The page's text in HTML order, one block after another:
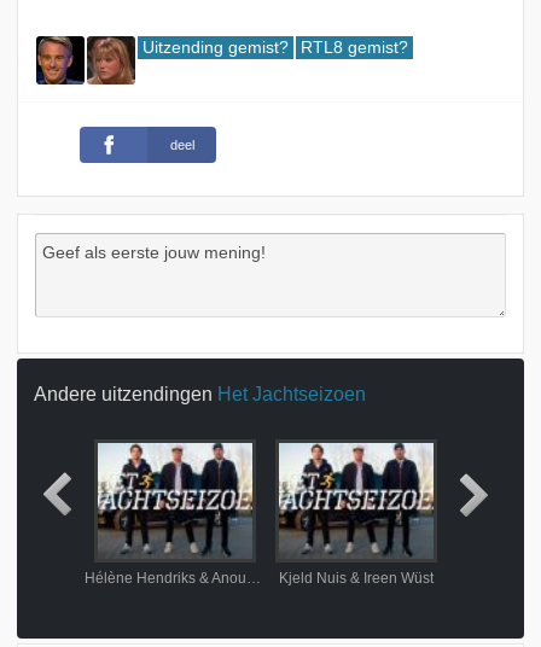
Uitzending gemist? RTL8 gemist?
deel
Andere uitzendingen Het Jachtseizoen
Kjeld Nuis & Ireen Wüst